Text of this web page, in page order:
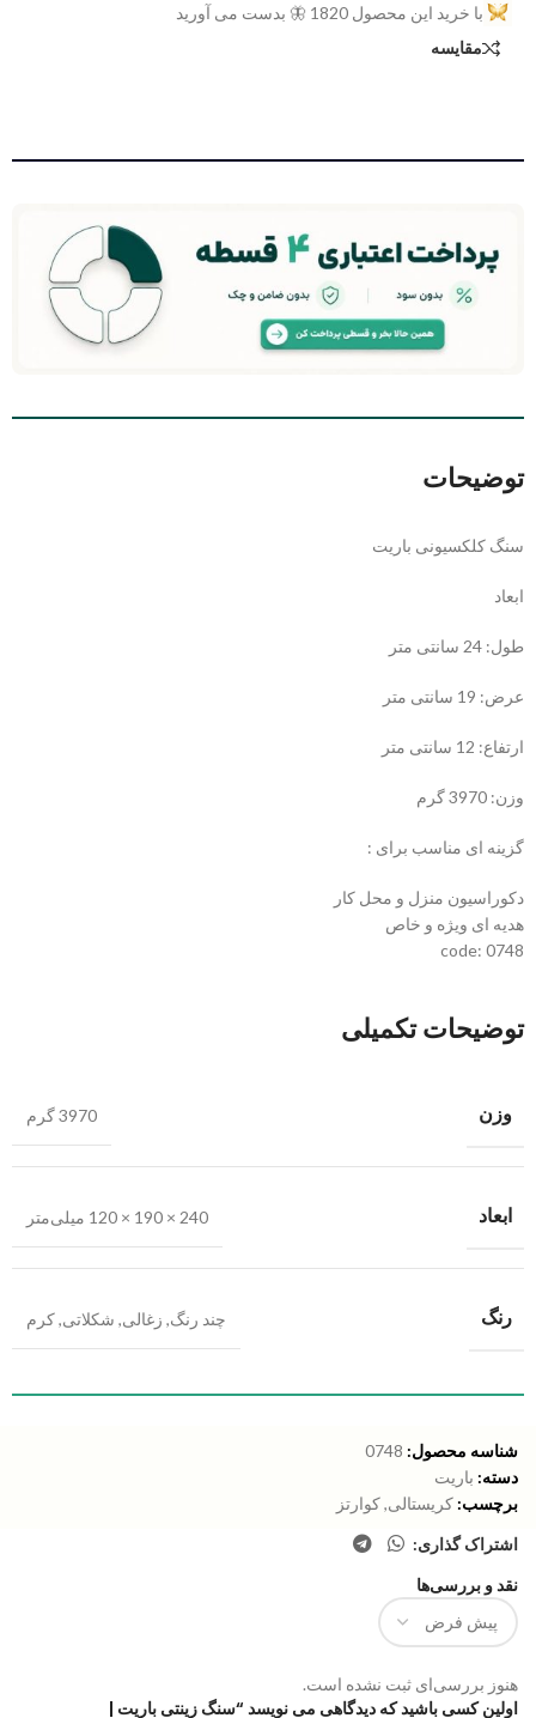
با خرید این محصول 1820 🦋 بدست می آورید
مقایسه
توضیحات
سنگ کلکسیونی باریت
ابعاد
طول: 24 سانتی متر
عرض: 19 سانتی متر
ارتفاع: 12 سانتی متر
وزن: 3970 گرم
گزینه ای مناسب برای :
دکوراسیون منزل و محل کار
هدیه ای ویژه و خاص
code: 0748
توضیحات تکمیلی
وزن 3970 گرم
ابعاد 240 × 190 × 120 میلی‌متر
رنگ چند رنگ, زغالی, شکلاتی,کرم
شناسه محصول: 0748
دسته: باریت
برچسب: کریستالی,کوارتز
اشتراک گذاری:
نقد و بررسی‌ها
هنوز بررسی‌ای ثبت نشده است.
اولین کسی باشید که دیدگاهی می نویسد “سنگ زینتی باریت |